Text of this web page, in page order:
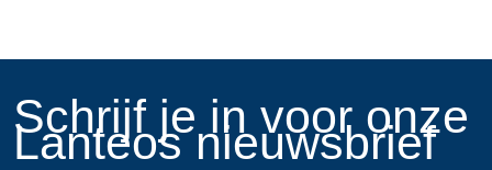
​Schrijf je in voor onze
Lanteos nieuwsbrief